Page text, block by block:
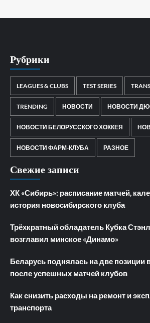
Рубрики
LEAGUES & CLUBS TEST SERIES
TRENDING НОВОСТИ НОВОСТИ
НОВОСТИ БЕЛОРУССКОГО ХОККЕЯ
НОВОСТИ ФАРМ-КЛУБА РАЗНОЕ
Свежие записи
ХК «Сибирь»: расписание матчей,
история новосибирского клуба
Трёхкратный обладатель Кубка
возглавил минское «Динамо»
Беларусь поднялась на две позиции
после успешных матчей клубов
Как снизить расходы на ремонт и
транспорта